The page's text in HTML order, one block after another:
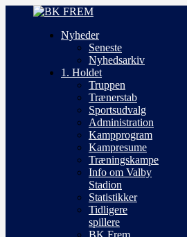
Nyheder
Seneste
Nyhedsarkiv
1. Holdet
Truppen
Trænerstab
Sportsudvalg
Administration
Kampprogram
Kampresume
Træningskampe
Info om Valby
Stadion
Statistikker
Tidligere
spillere
BK Frem